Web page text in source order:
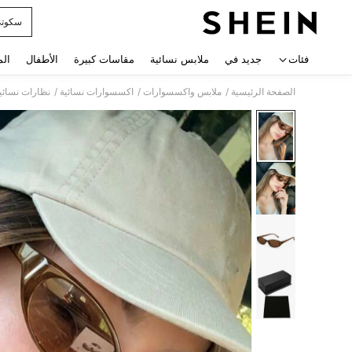
فئات جديد في ملابس نسائية مقاسات كبيرة الأطفال
الصفحة الرئيسية / ملابس واكسسوارات / اكسسوارات نسائية / نظارات